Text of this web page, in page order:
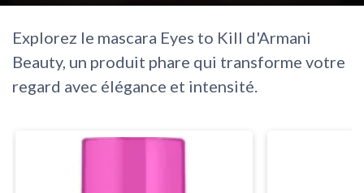
Explorez le mascara Eyes to Kill d'Armani
Beauty, un produit phare qui transforme votre
regard avec élégance et intensité.